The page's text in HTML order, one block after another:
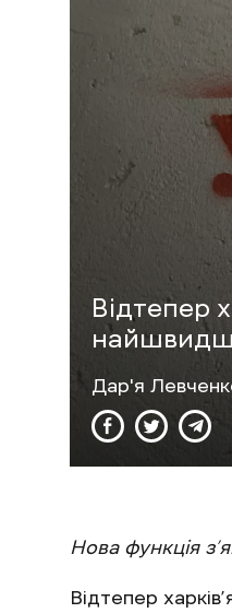
Відтепер
Дар'я
Нова функція
Відтепер